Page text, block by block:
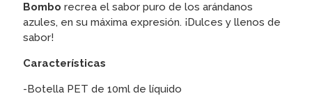
Bombo recrea el sabor puro de los arándanos
azules, en su máxima expresión. ¡Dulces y llenos de
sabor!
Características
-Botella PET de 10ml de líquido